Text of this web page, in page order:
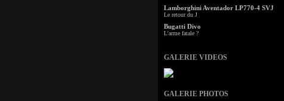
Lamborghini Aventador LP770-4 SVJ
Le retour du J
Bugatti Divo
L'arme fatale ?
GALERIE VIDEOS
GALERIE PHOTOS